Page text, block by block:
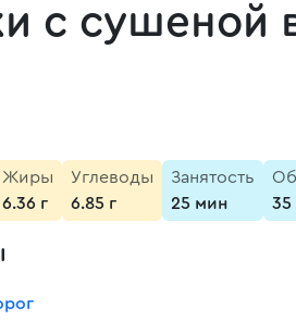
с сушеной
Жиры
6.36 г
Углеводы
6.85 г
Занятость
25 мин
35